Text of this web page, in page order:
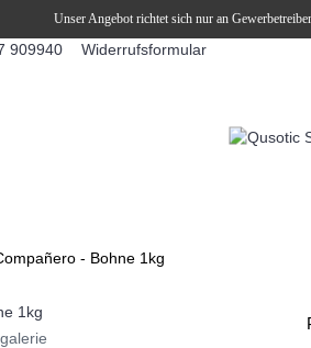
Unser Angebot richtet sich nur an
909940 Widerrufsformular
- Bohne 1kg